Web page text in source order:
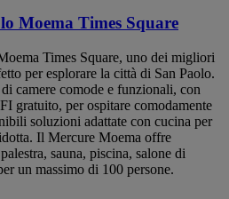
Moema Times Square
Times Square, uno dei migliori
per esplorare la città di San Paolo.
camere comode e funzionali, con
gratuito, per ospitare comodamente
soluzioni adattate con cucina per
Il Mercure Moema offre
sauna, piscina, salone di
un massimo di 100 persone.